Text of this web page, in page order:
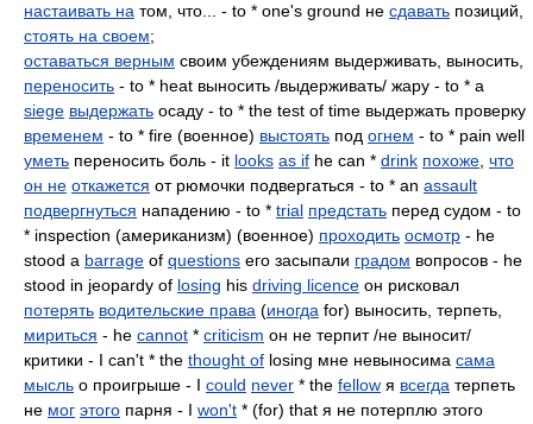
настаивать на том, что... - to * one's ground не сдавать позиций,
стоять на своем;
оставаться верным своим убеждениям выдерживать, выносить,
переносить - to * heat выносить /выдерживать/ жару - to * a
siege выдержать осаду - to * the test of time выдержать проверку
временем - to * fire (военное) выстоять под огнем - to * pain well
уметь переносить боль - it looks as if he can * drink похоже что
он не откажется от рюмочки подвергаться - to * an assault
подвергнуться нападению - to * trial предстать перед судом - to
* inspection (американизм) (военное) проходить осмотр - he
stood a barrage of questions его засыпали градом вопросов - he
stood in jeopardy of losing his driving licence он рисковал
потерять водительские права (иногда for) выносить, терпеть,
мириться - he cannot * criticism он не терпит /не выносит/
критики - I can't * the thought of losing мне невыносима сама
мысль о проигрыше - I could never * the fellow я всегда терпеть
не мог этого парня - I won't * (for) that я не потерплю этого